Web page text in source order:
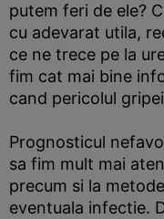
putem feri de ele?
cu adevarat utila,
ce ne trece pe la
fim cat mai bine
cand pericolul
Prognosticul
sa fim mult mai
precum si la
eventuala infectie.